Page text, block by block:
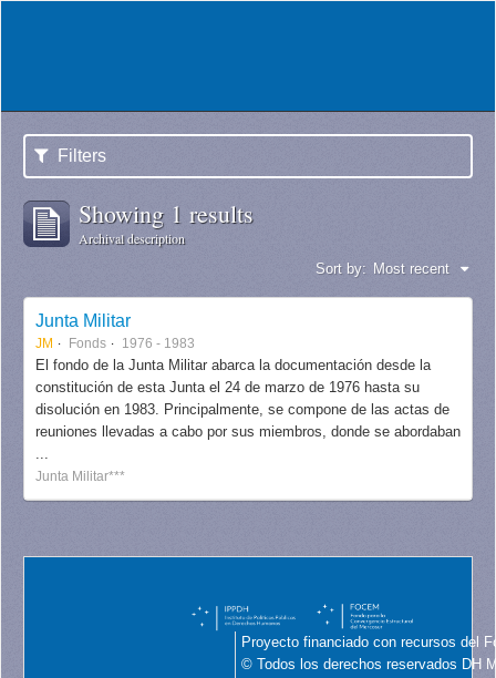
Filters
Showing 1 results
Archival description
Sort by: Most recent
Junta Militar
JM Fonds 1976 - 1983
El fondo de la Junta Militar abarca la documentación desde la
constitución de esta Junta el 24 de marzo de 1976 hasta su
disolución en 1983. Principalmente, se compone de las actas de
reuniones llevadas a cabo por sus miembros, donde se abordaban
...
Junta Militar***
Proyecto financiado con recursos del
© Todos los derechos reservados DH